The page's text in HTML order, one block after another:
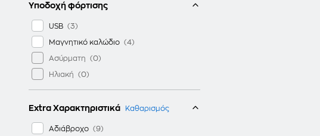
Υποδοχή φόρτισης
USB
Μαγνητικό καλώδιο
Ασύρματη
Ηλιακή
Extra Χαρακτηριστικά Καθαρισμός
Αδιάβροχο